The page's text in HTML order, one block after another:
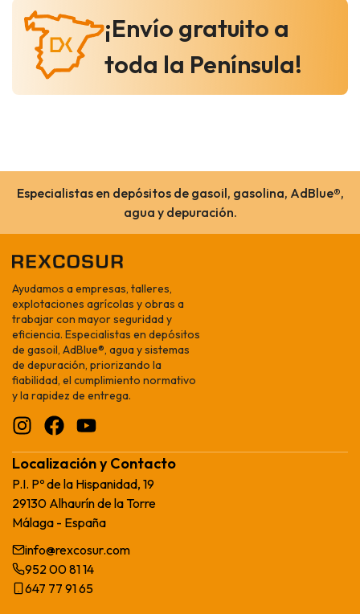
¡Envío gratuito a
toda la Península!
Especialistas en depósitos de gasoil, gasolina, AdBlue®,
agua y depuración.
Ayudamos a empresas, talleres,
explotaciones agrícolas y obras a
trabajar con mayor seguridad y
eficiencia. Especialistas en depósitos
de gasoil, AdBlue®, agua y sistemas
de depuración, priorizando la
fiabilidad, el cumplimiento normativo
y la rapidez de entrega.
Localización y Contacto
P.I. Pº de la Hispanidad, 19
29130 Alhaurín de la Torre
Málaga - España
info@rexcosur.com
952 00 81 14
647 77 91 65